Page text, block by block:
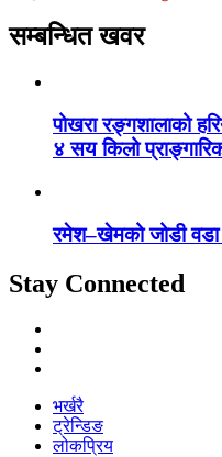
सम्बन्धित खवर
पोखरा रङ्गशालाको
४ सय किलो
रमेश–खेमको जोडी वडा
Stay Connected
भर्खरै
ट्रेन्डिङ
लोकप्रिय